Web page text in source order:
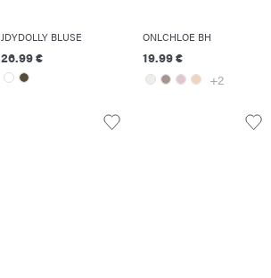
JDYDOLLY BLUSE
26.99 €
ONLCHLOE BH
19.99 €
+2